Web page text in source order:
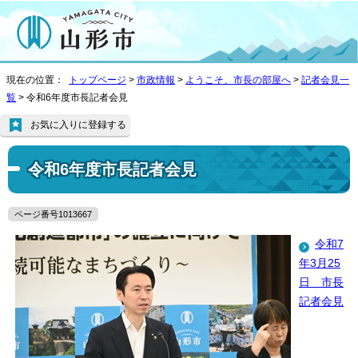
現在の位置： トップページ > 市政情報 > ようこそ、市長の部屋へ > 記者会見一
覧 > 令和6年度市長記者会見
令和6年度市長記者会見
お気に入りに登録する
ページ番号1013667
令和7
年3月25
日 市長
記者会見